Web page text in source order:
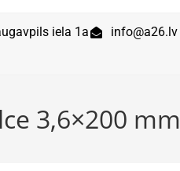
iela 1a info@a26.lv
3,6×200 mm